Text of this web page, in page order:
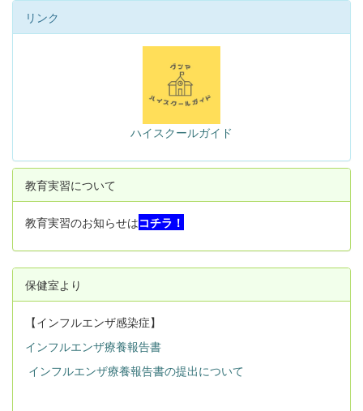
リンク
ハイスクールガイド
教育実習について
教育実習のお知らせはコチラ！
保健室より
【インフルエンザ感染症】
インフルエンザ療養報告書
インフルエンザ療養報告書の提出について